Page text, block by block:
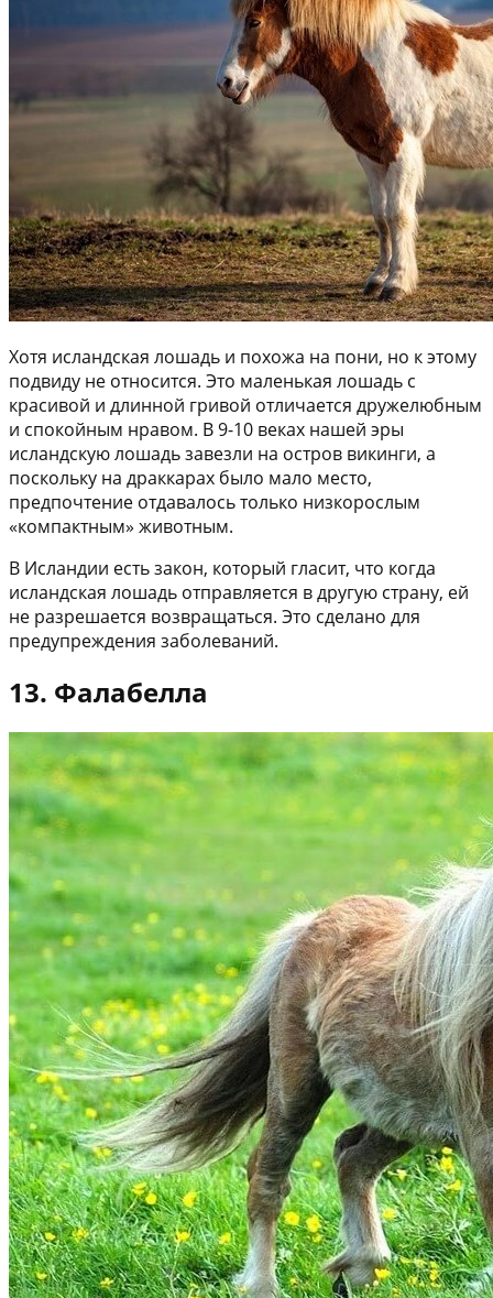
Хотя исландская лошадь и похожа на пони, но к этому
подвиду не относится. Это маленькая лошадь с
красивой и длинной гривой отличается дружелюбным
и спокойным нравом. В 9-10 веках нашей эры
исландскую лошадь завезли на остров викинги, а
поскольку на драккарах было мало место,
предпочтение отдавалось только низкорослым
«компактным» животным.
В Исландии есть закон, который гласит, что когда
исландская лошадь отправляется в другую страну, ей
не разрешается возвращаться. Это сделано для
предупреждения заболеваний.
13. Фалабелла